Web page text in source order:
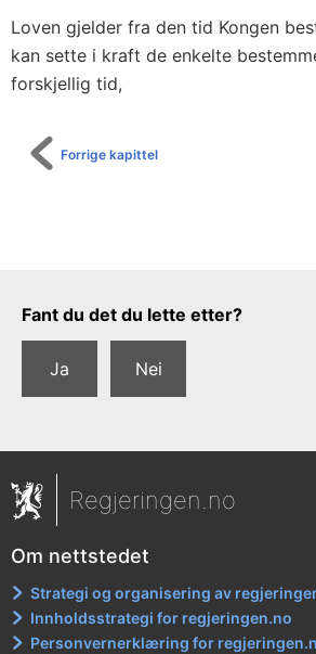
Loven gjelder fra den tid Kongen
kan sette i kraft de enkelte
forskjellig tid,
Forrige kapittel
Tilbakemeldingsskjema
Fant du det du lette etter?
Ja Nei
Regjeringen.no
Om nettstedet
Strategi og organisering av
Innholdsstrategi for regjeringen.no
Personvernerklæring for